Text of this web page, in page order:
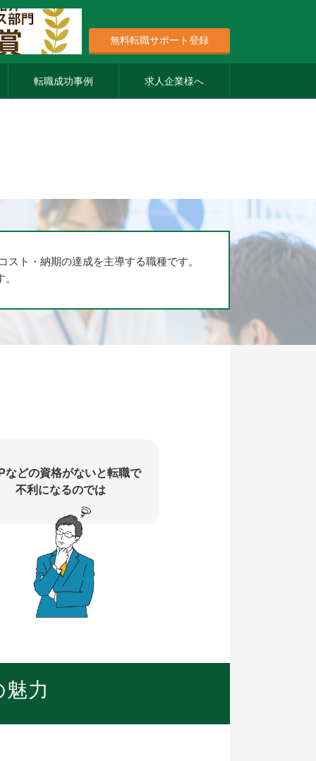
無料転職サポート登録
転職成功事例 求人企業様へ
ト・納期の達成を主導する職種です。
などの資格がないと転職で
不利になるのでは
力